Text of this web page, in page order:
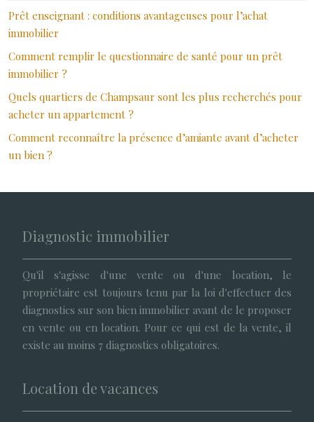
Prêt enseignant : conditions avantageuses pour l’achat
immobilier
Comment remplir le questionnaire de santé pour un prêt
immobilier ?
Quels quartiers de Champsaur sont les plus recherchés pour
acheter un appartement ?
Comment reconnaître la présence d’amiante avant d’acheter
un bien ?
Diagnostic immobilier
Qu'il s'agisse d'une vente ou d'une location, le
propriétaire est toujours tenu par la loi d'effectuer des
diagnostics sur son bien immobilier avant de le proposer
en vente ou en location. Pour ce qui est de la vente, il
existe au moins 7 diagnostics obligatoires.
Location de vacances